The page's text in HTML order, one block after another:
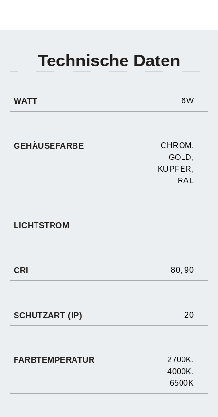
Technische Daten
WATT 6W
GEHÄUSEFARBE CHROM ,
GOLD,
KUPFER,
RAL
LICHTSTROM
CRI 80, 90
SCHUTZART (IP) 20
FARBTEMPERATUR 2700K,
4000K,
6500K